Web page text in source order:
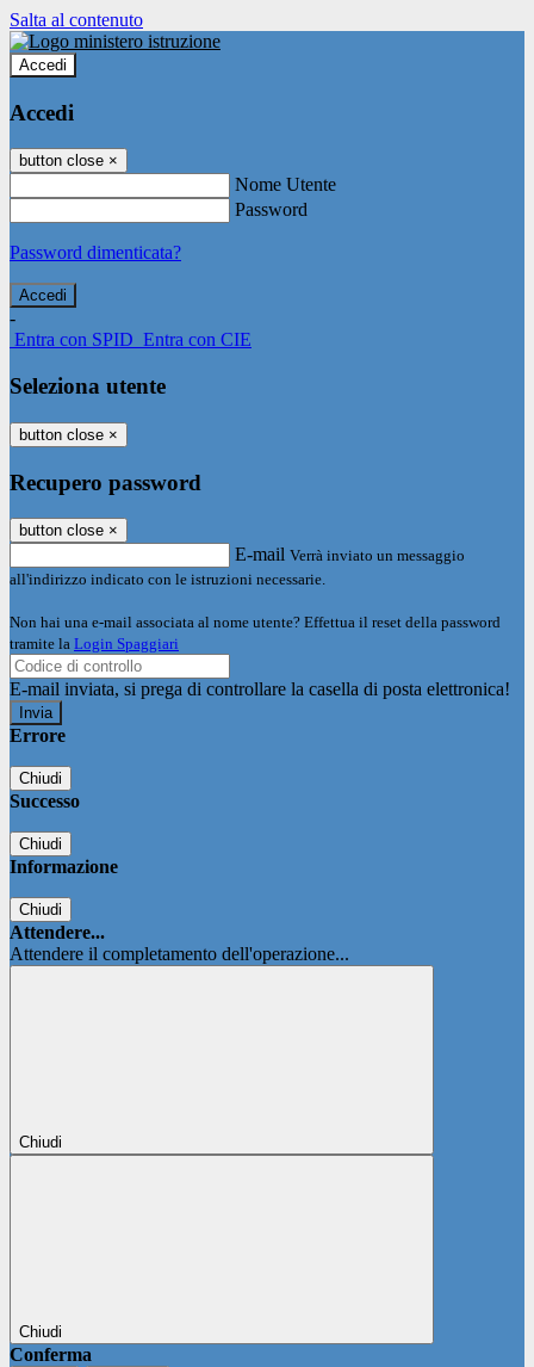
Salta al contenuto
Accedi
Accedi
button close ×
Nome Utente
Password
Password dimenticata?
-
Entra con SPID Entra con CIE
Seleziona utente
button close ×
Recupero password
button close ×
E-mail Verrà inviato un messaggio
all'indirizzo indicato con le istruzioni necessarie.
Non hai una e-mail associata al nome utente? Effettua il reset della password
tramite la Login Spaggiari
E-mail inviata, si prega di controllare la casella di posta elettronica!
Errore
Chiudi
Successo
Chiudi
Informazione
Chiudi
Attendere...
Attendere il completamento dell'operazione...
Chiudi
Chiudi
Conferma